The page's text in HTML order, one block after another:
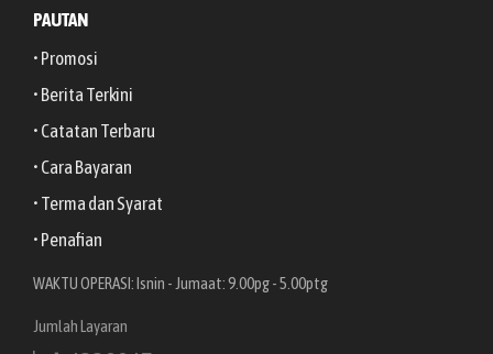
PAUTAN
• Promosi
• Berita Terkini
• Catatan Terbaru
• Cara Bayaran
• Terma dan Syarat
• Penafian
WAKTU OPERASI: Isnin - Jumaat: 9.00pg - 5.00ptg
Jumlah Layaran